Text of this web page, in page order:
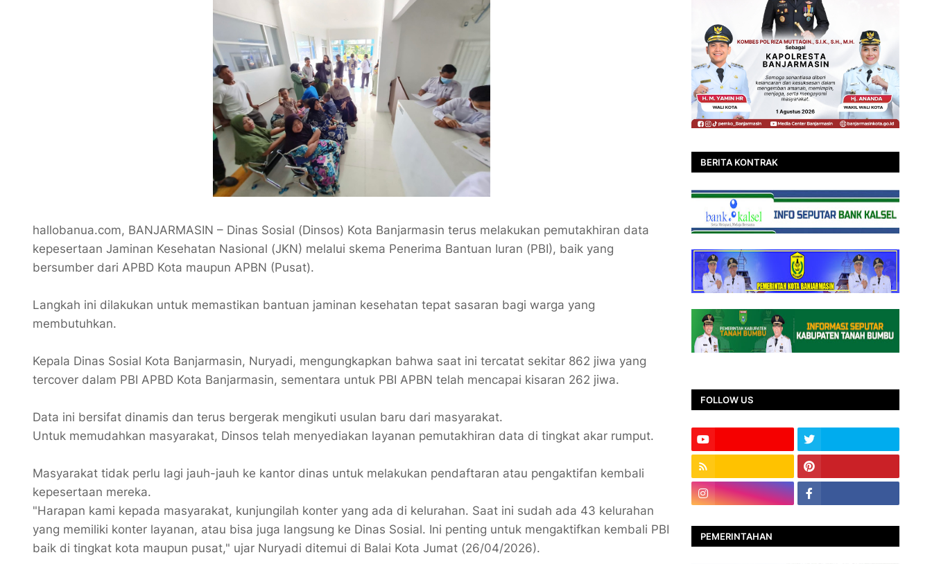
​hallobanua.com, BANJARMASIN – Dinas Sosial (Dinsos) Kota Banjarmasin terus melakukan pemutakhiran data
kepesertaan Jaminan Kesehatan Nasional (JKN) melalui skema Penerima Bantuan Iuran (PBI), baik yang
bersumber dari APBD Kota maupun APBN (Pusat).
Langkah ini dilakukan untuk memastikan bantuan jaminan kesehatan tepat sasaran bagi warga yang
membutuhkan.
Kepala Dinas Sosial Kota Banjarmasin, Nuryadi, mengungkapkan bahwa saat ini tercatat sekitar 862 jiwa yang
tercover dalam PBI APBD Kota Banjarmasin, sementara untuk PBI APBN telah mencapai kisaran 262 jiwa.
Data ini bersifat dinamis dan terus bergerak mengikuti usulan baru dari masyarakat.
​Untuk memudahkan masyarakat, Dinsos telah menyediakan layanan pemutakhiran data di tingkat akar rumput.
Masyarakat tidak perlu lagi jauh-jauh ke kantor dinas untuk melakukan pendaftaran atau pengaktifan kembali
kepesertaan mereka.
​"Harapan kami kepada masyarakat, kunjungilah konter yang ada di kelurahan. Saat ini sudah ada 43 kelurahan
yang memiliki konter layanan, atau bisa juga langsung ke Dinas Sosial. Ini penting untuk mengaktifkan kembali PBI
baik di tingkat kota maupun pusat," ujar Nuryadi ditemui di Balai Kota Jumat (26/04/2026).
BERITA KONTRAK
FOLLOW US
PEMERINTAHAN